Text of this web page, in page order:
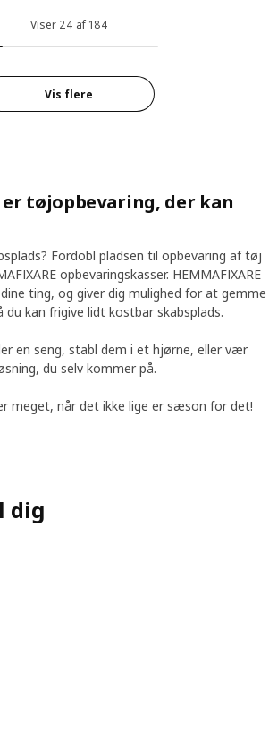
Viser 24 af 184
Vis flere
er tøjopbevaring, der kan
Fordobl pladsen til opbevaring af tøj
opbevaringskasser. HEMMAFIXARE
ting, og giver dig mulighed for at gemme
kan frigive lidt kostbar skabsplads.
en seng, stabl dem i et hjørne, eller vær
du selv kommer på.
meget, når det ikke lige er sæson for det!
dig